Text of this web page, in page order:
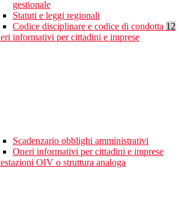
gestionale
Statuti e leggi regionali
Codice disciplinare e codice di condotta 12
informativi per cittadini e imprese
Scadenzario obblighi amministrativi
Oneri informativi per cittadini e imprese
OIV o struttura analoga